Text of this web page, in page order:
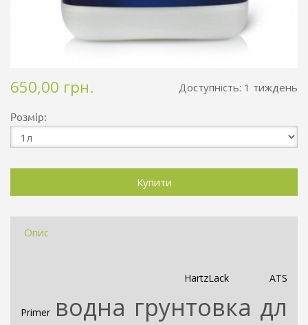
Доступність: 1 тиждень
650,00 грн.
Розмір:
Опис
HartzLack ATS
Primer водна грунтовка дл